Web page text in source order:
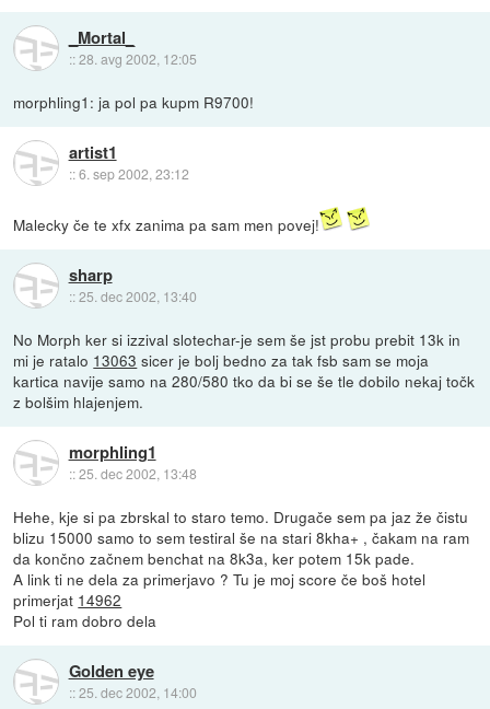
_Mortal_
::28. avg 2002, 12:05
morphling1: ja pol pa kupm R9700!
artist1
::6. sep 2002, 23:12
Malecky če te xfx zanima pa sam men povej!
sharp
::25. dec 2002, 13:40
No Morph ker si izzival slotechar-je sem še jst probu prebit 13k in
mi je ratalo 13063 sicer je bolj bedno za tak fsb sam se moja
kartica navije samo na 280/580 tko da bi se še tle dobilo nekaj točk
z bolšim hlajenjem.
morphling1
::25. dec 2002, 13:48
Hehe, kje si pa zbrskal to staro temo. Drugače sem pa jaz že čistu
blizu 15000 samo to sem testiral še na stari 8kha+ , čakam na ram
da končno začnem benchat na 8k3a, ker potem 15k pade.
A link ti ne dela za primerjavo ? Tu je moj score če boš hotel
primerjat 14962
Pol ti ram dobro dela
Golden eye
::25. dec 2002, 14:00